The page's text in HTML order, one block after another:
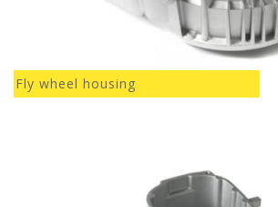
Fly wheel housing